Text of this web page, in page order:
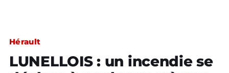
Hérault
LUNELLOIS : un incendie se